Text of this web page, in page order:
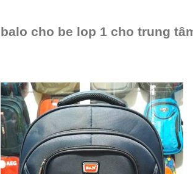
balo cho be lop 1 cho trung